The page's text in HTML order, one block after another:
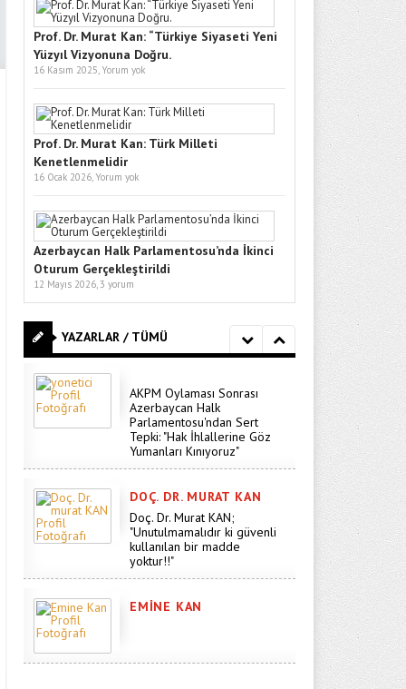
Prof. Dr. Murat Kan: “Türkiye Siyaseti Yeni
Yüzyıl Vizyonuna Doğru.
16 Kasım 2025, Yorum yok
Prof. Dr. Murat Kan: Türk Milleti
Kenetlenmelidir
16 Ocak 2026, Yorum yok
Azerbaycan Halk Parlamentosu’nda İkinci
Oturum Gerçekleştirildi
12 Mayıs 2026, 3 yorum
YAZARLAR / TÜMÜ
AKPM Oylaması Sonrası
Azerbaycan Halk
Parlamentosu'ndan Sert
Tepki: "Hak İhlallerine Göz
Yumanları Kınıyoruz"
DOÇ. DR. MURAT KAN
Doç. Dr. Murat KAN;
"Unutulmamalıdır ki güvenli
kullanılan bir madde
yoktur!!"
EMINE KAN